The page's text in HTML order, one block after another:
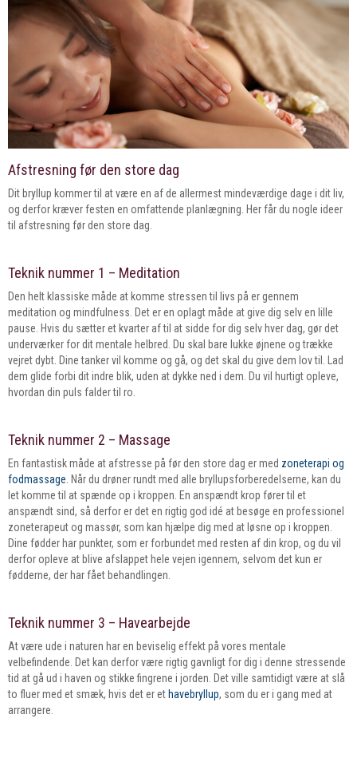
Afstresning før den store dag
Dit bryllup kommer til at være en af de allermest mindeværdige dage i dit liv,
og derfor kræver festen en omfattende planlægning. Her får du nogle ideer
til afstresning før den store dag.
Teknik nummer 1 – Meditation
Den helt klassiske måde at komme stressen til livs på er gennem
meditation og mindfulness. Det er en oplagt måde at give dig selv en lille
pause. Hvis du sætter et kvarter af til at sidde for dig selv hver dag, gør det
underværker for dit mentale helbred. Du skal bare lukke øjnene og trække
vejret dybt. Dine tanker vil komme og gå, og det skal du give dem lov til. Lad
dem glide forbi dit indre blik, uden at dykke ned i dem. Du vil hurtigt opleve,
hvordan din puls falder til ro.
Teknik nummer 2 – Massage
En fantastisk måde at afstresse på før den store dag er med zoneterapi og
fodmassage. Når du drøner rundt med alle bryllupsforberedelserne, kan du
let komme til at spænde op i kroppen. En anspændt krop fører til et
anspændt sind, så derfor er det en rigtig god idé at besøge en professionel
zoneterapeut og massør, som kan hjælpe dig med at løsne op i kroppen.
Dine fødder har punkter, som er forbundet med resten af din krop, og du vil
derfor opleve at blive afslappet hele vejen igennem, selvom det kun er
fødderne, der har fået behandlingen.
Teknik nummer 3 – Havearbejde
At være ude i naturen har en beviselig effekt på vores mentale
velbefindende. Det kan derfor være rigtig gavnligt for dig i denne stressende
tid at gå ud i haven og stikke fingrene i jorden. Det ville samtidigt være at slå
to fluer med et smæk, hvis det er et havebryllup, som du er i gang med at
arrangere.